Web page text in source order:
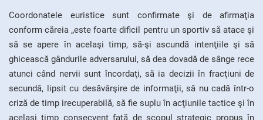
Coordonatele euristice sunt confirmate şi de afirmaţia
conform căreia „este foarte dificil pentru un sportiv să atace şi
să se apere în acelaşi timp, să-şi ascundă intenţiile şi să
ghicească gândurile adversarului, să dea dovadă de sânge rece
atunci când nervii sunt încordaţi, să ia decizii în fracţiuni de
secundă, lipsit cu desăvârşire de informaţii, să nu cadă într-o
criză de timp irecuperabilă, să fie suplu în acţiunile tactice şi în
acelaşi timp consecvent faţă de scopul strategic propus în